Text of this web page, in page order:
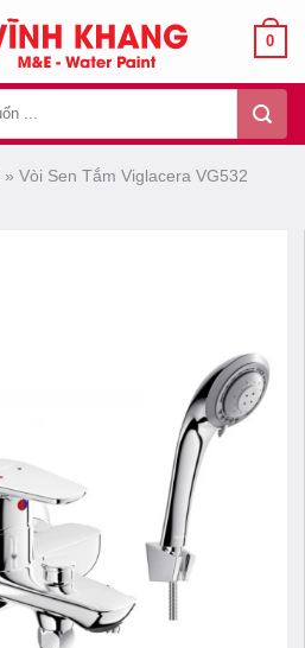
0
» Vòi Sen Tắm Viglacera VG532